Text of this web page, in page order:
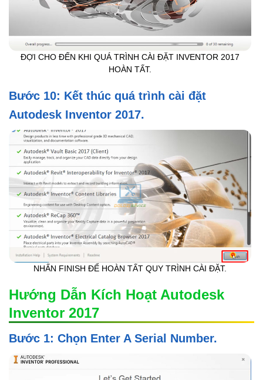
ĐỢI CHO ĐẾN KHI QUÁ TRÌNH CÀI ĐẶT INVENTOR 2017
HOÀN TẤT.
Bước 10: Kết thúc quá trình cài đặt
Autodesk Inventor 2017.
NHẤN FINISH ĐỂ HOÀN TẤT QUY TRÌNH CÀI ĐẶT.
Hướng Dẫn Kích Hoạt Autodesk
Inventor 2017
Bước 1: Chọn Enter A Serial Number.